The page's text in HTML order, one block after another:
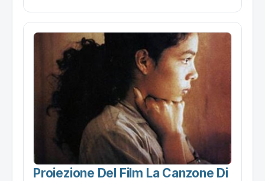
Proiezione Del Film La Canzone Di